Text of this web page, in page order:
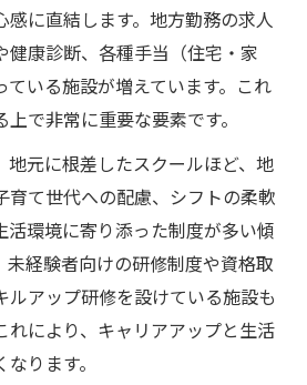
感に直結します。地方勤務の求人
健康診断、各種手当（住宅・家
いる施設が増えています。これ
で非常に重要な要素です。
地元に根差したスクールほど、地
育て世代への配慮、シフトの柔軟
活環境に寄り添った制度が多い傾
未経験者向けの研修制度や資格取
ルアップ研修を設けている施設も
れにより、キャリアアップと生活
ります。